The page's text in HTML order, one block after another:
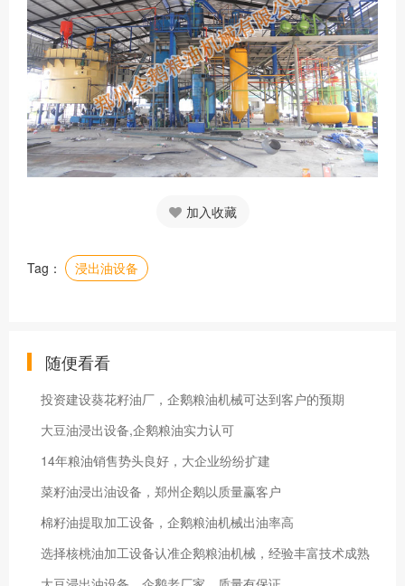
加入收藏
Tag： 浸出油设备
随便看看
投资建设葵花籽油厂，企鹅粮油机械可达到客户的预期
大豆油浸出设备,企鹅粮油实力认可
14年粮油销售势头良好，大企业纷纷扩建
菜籽油浸出油设备，郑州企鹅以质量赢客户
棉籽油提取加工设备，企鹅粮油机械出油率高
选择核桃油加工设备认准企鹅粮油机械，经验丰富技术成熟